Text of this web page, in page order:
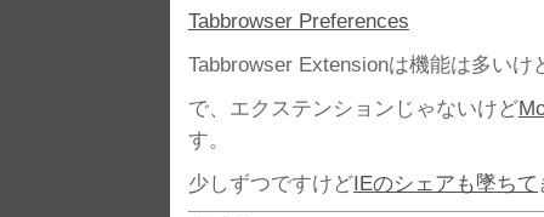
Tabbrowser Preferences
Tabbrowser Extensionは機能は多い
で、エクステンションじゃないけど
す。
少しずつですけどIEのシェアも墜ちて